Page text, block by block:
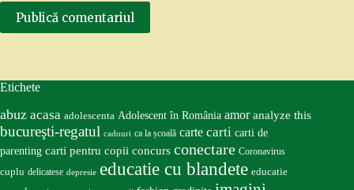
Publică comentariul
Etichete
abuz acasa adolescenta Adolescent în România amor analyze this
bucureşti-regatul cadouri ca la școală carte carti carti de
parenting carti pentru copii concurs conectare Coronavirus
cuplu delicatese depresie educatie cu blandete educatie